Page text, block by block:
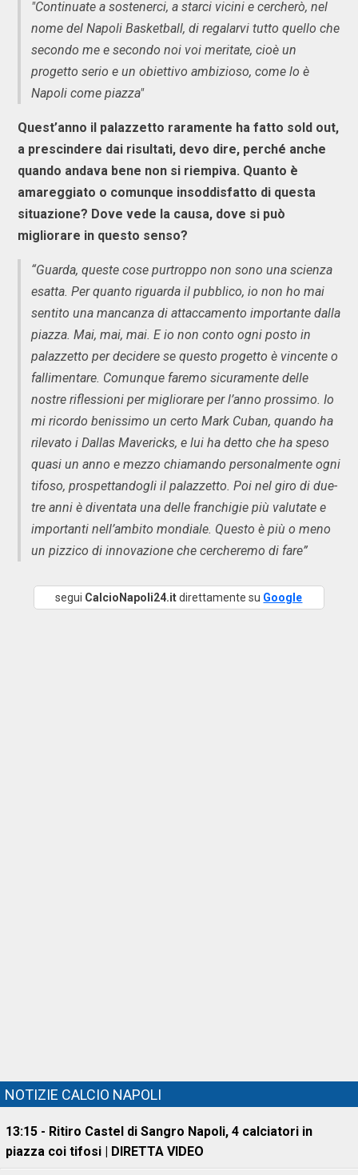
"Continuate a sostenerci, a starci vicini e cercherò, nel
nome del Napoli Basketball, di regalarvi tutto quello che
secondo me e secondo noi voi meritate, cioè un
progetto serio e un obiettivo ambizioso, come lo è
Napoli come piazza"
Quest’anno il palazzetto raramente ha fatto sold out,
a prescindere dai risultati, devo dire, perché anche
quando andava bene non si riempiva. Quanto è
amareggiato o comunque insoddisfatto di questa
situazione? Dove vede la causa, dove si può
migliorare in questo senso?
“Guarda, queste cose purtroppo non sono una scienza
esatta. Per quanto riguarda il pubblico, io non ho mai
sentito una mancanza di attaccamento importante dalla
piazza. Mai, mai, mai. E io non conto ogni posto in
palazzetto per decidere se questo progetto è vincente o
fallimentare. Comunque faremo sicuramente delle
nostre riflessioni per migliorare per l’anno prossimo. Io
mi ricordo benissimo un certo Mark Cuban, quando ha
rilevato i Dallas Mavericks, e lui ha detto che ha speso
quasi un anno e mezzo chiamando personalmente ogni
tifoso, prospettandogli il palazzetto. Poi nel giro di due-
tre anni è diventata una delle franchigie più valutate e
importanti nell’ambito mondiale. Questo è più o meno
un pizzico di innovazione che cercheremo di fare”
segui CalcioNapoli24.itdirettamente su Google
NOTIZIE CALCIO NAPOLI
13:15 - Ritiro Castel di Sangro Napoli, 4 calciatori in
piazza coi tifosi | DIRETTA VIDEO